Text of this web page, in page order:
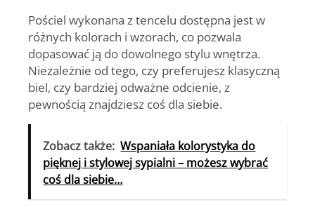
Pościel wykonana z tencelu dostępna jest w
różnych kolorach i wzorach, co pozwala
dopasować ją do dowolnego stylu wnętrza.
Niezależnie od tego, czy preferujesz klasyczną
biel, czy bardziej odważne odcienie, z
pewnością znajdziesz coś dla siebie.
Zobacz także: Wspaniała kolorystyka do
pięknej i stylowej sypialni – możesz wybrać
coś dla siebie…